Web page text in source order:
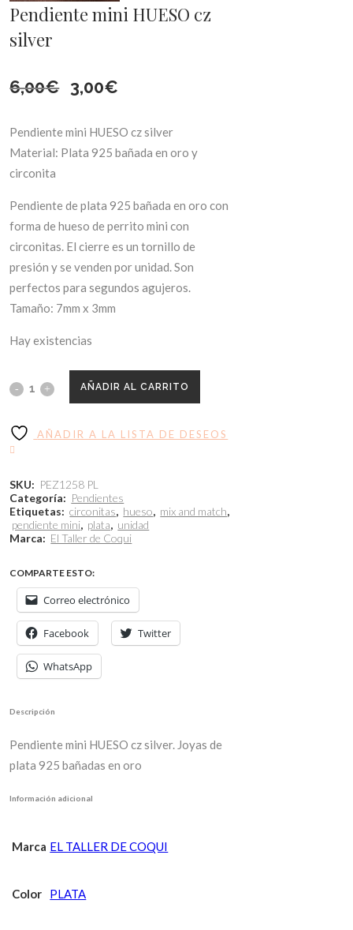
Pendiente mini HUESO cz
silver
6,00€ El
original
6,00€.
3,00€
actual
3,00€.
Pendiente mini HUESO cz silver
Material: Plata 925 bañada en oro y
circonita
Pendiente de plata 925 bañada en oro con
forma de hueso de perrito mini con
circonitas. El cierre es un tornillo de
presión y se venden por unidad. Son
perfectos para segundos agujeros.
Tamaño: 7mm x 3mm
Hay existencias
AÑADIR AL CARRITO
AÑADIR A LA LISTA DE DESEOS
SKU: PEZ1258 PL
Categoría: Pendientes
Etiquetas: circonitas, hueso, mix and match,
pendiente mini, plata, unidad
Marca: El Taller de Coqui
COMPARTE ESTO:
Correo electrónico
Facebook Twitter
WhatsApp
Descripción
Pendiente mini HUESO cz silver. Joyas de
plata 925 bañadas en oro
Información adicional
Marca EL TALLER DE COQUI
Color PLATA